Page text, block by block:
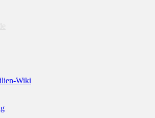
Wiki